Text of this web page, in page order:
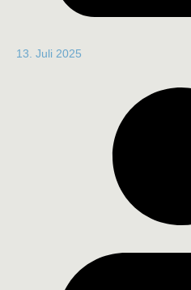
13. Juli 2025